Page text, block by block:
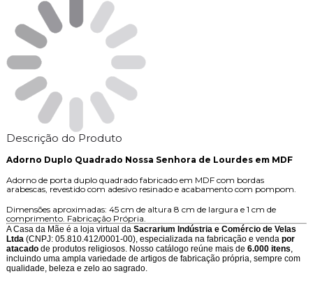
Descrição do Produto
Adorno Duplo Quadrado Nossa Senhora de Lourdes em MDF
Adorno de porta duplo quadrado fabricado em MDF com bordas
arabescas, revestido com adesivo resinado e acabamento com pompom.
Dimensões aproximadas: 45 cm de altura 8 cm de largura e 1 cm de
comprimento. Fabricação Própria.
A Casa da Mãe é a loja virtual daSacrarium Indústria e Comércio de Velas
Ltda(CNPJ: 05.810.412/0001-00), especializada na fabricação e venda por
atacadode produtos religiosos. Nosso catálogo reúne mais de 6.000 itens,
incluindo uma ampla variedade de artigos de fabricação própria, sempre com
qualidade, beleza e zelo ao sagrado.